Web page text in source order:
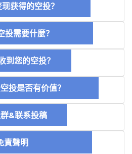
获得的空投？
需要什麼？
到您的空投？
投是否有价值？
&联系投稿
聲明